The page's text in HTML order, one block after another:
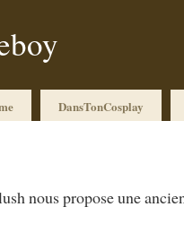
DansTonCosplay
nous propose une